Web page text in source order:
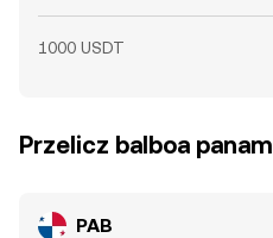
1000 USDT
Przelicz balboa
PAB